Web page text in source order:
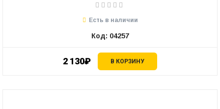
2 130₽ В КОРЗИНУ
Есть в наличии
Код: 04257